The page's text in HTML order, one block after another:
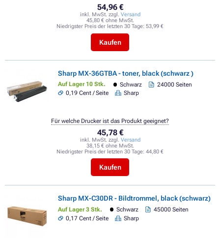
54,96 €
inkl. MwSt. zzgl. Versand
45,80 € ohne MwSt.
Niedrigster Preis der letzten 30 Tage: 53,99 €
Kaufen
Sharp MX-36GTBA - toner, black (schwarz )
Auf Lager 10 Stk. Schwarz
24000 Seiten
0,19 Cent / Seite
Sharp
45,78 €
inkl. MwSt. zzgl. Versand
38,15 € ohne MwSt.
Niedrigster Preis der letzten 30 Tage: 44,80 €
Kaufen
Für welche Drucker ist das Produkt geeignet?
Sharp MX-C30DR - Bildtrommel, black (schwarz)
Auf Lager 3 Stk. Schwarz
45000 Seiten
0,17 Cent / Seite
Sharp